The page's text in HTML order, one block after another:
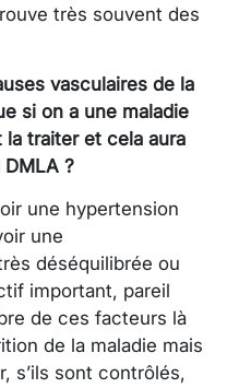
très souvent des
vasculaires de la
si on a une maladie
traiter et cela aura
?
une hypertension
une
déséquilibrée ou
important, pareil
de ces facteurs là
de la maladie mais
s’ils sont contrôlés,